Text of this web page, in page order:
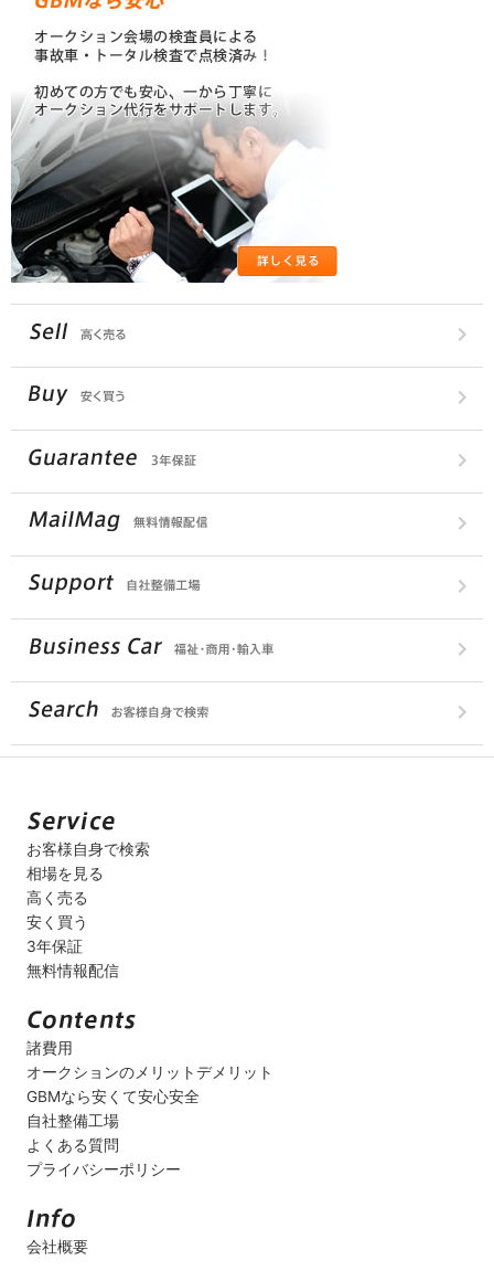
お客様自身で検索
相場を見る
高く売る
安く買う
3年保証
無料情報配信
諸費用
オークションのメリットデメリット
GBMなら安くて安心安全
自社整備工場
よくある質問
プライバシーポリシー
会社概要